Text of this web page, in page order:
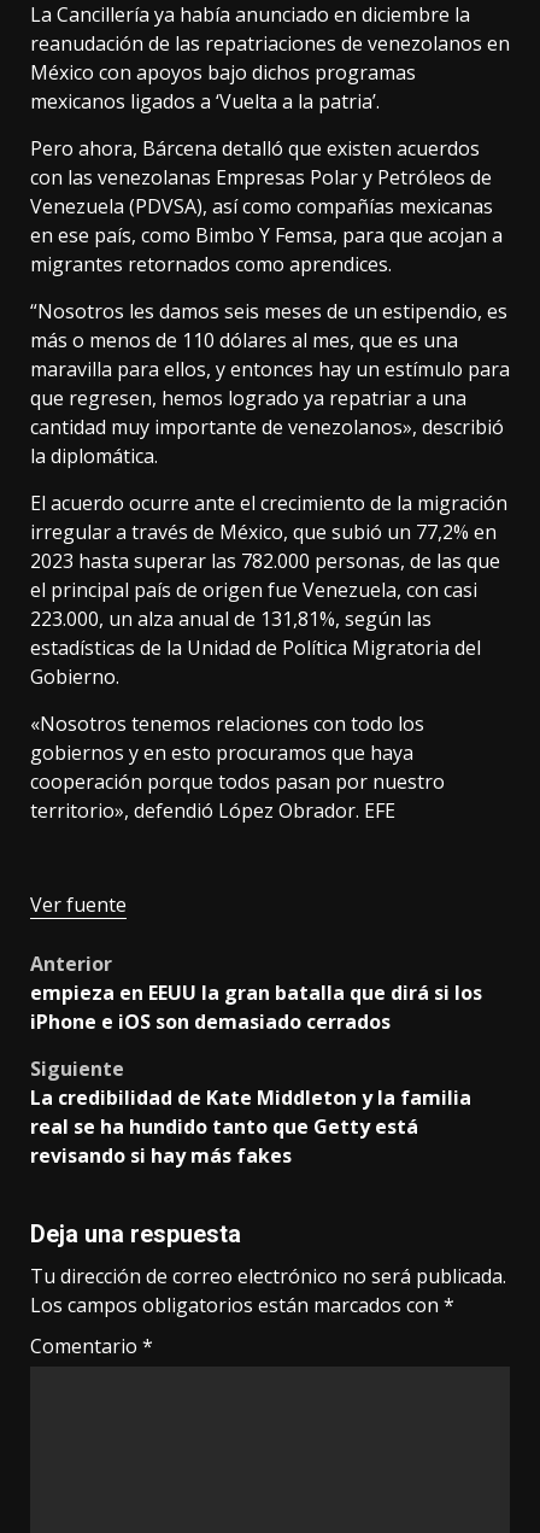
La Cancillería ya había anunciado en diciembre la
reanudación de las repatriaciones de venezolanos en
México con apoyos bajo dichos programas
mexicanos ligados a ‘Vuelta a la patria’.
Pero ahora, Bárcena detalló que existen acuerdos
con las venezolanas Empresas Polar y Petróleos de
Venezuela (PDVSA), así como compañías mexicanas
en ese país, como Bimbo Y Femsa, para que acojan a
migrantes retornados como aprendices.
“Nosotros les damos seis meses de un estipendio, es
más o menos de 110 dólares al mes, que es una
maravilla para ellos, y entonces hay un estímulo para
que regresen, hemos logrado ya repatriar a una
cantidad muy importante de venezolanos», describió
la diplomática.
El acuerdo ocurre ante el crecimiento de la migración
irregular a través de México, que subió un 77,2% en
2023 hasta superar las 782.000 personas, de las que
el principal país de origen fue Venezuela, con casi
223.000, un alza anual de 131,81%, según las
estadísticas de la Unidad de Política Migratoria del
Gobierno.
«Nosotros tenemos relaciones con todo los
gobiernos y en esto procuramos que haya
cooperación porque todos pasan por nuestro
territorio», defendió López Obrador. EFE
Ver fuente
Post
navigation
Anterior
empieza en EEUU la gran batalla que dirá si los
iPhone e iOS son demasiado cerrados
Siguiente
La credibilidad de Kate Middleton y la familia
real se ha hundido tanto que Getty está
revisando si hay más fakes
Deja una respuesta
Tu dirección de correo electrónico no será publicada.
Los campos obligatorios están marcados con *
Comentario *